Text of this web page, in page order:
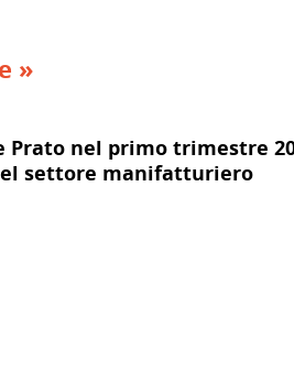
»
Prato nel primo trimestre
settore manifatturiero